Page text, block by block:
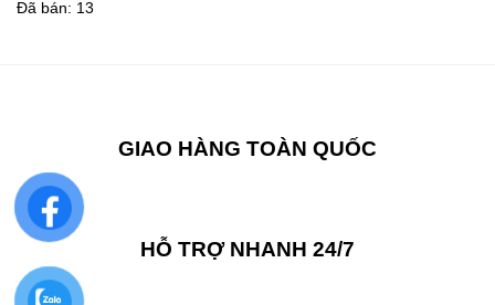
hạng5.005
Đã bán: 13
GIAO HÀNG TOÀN QUỐC
HỖ TRỢ NHANH 24/7